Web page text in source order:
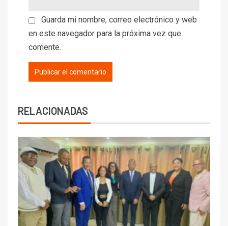
Guarda mi nombre, correo electrónico y web
en este navegador para la próxima vez que
comente.
RELACIONADAS